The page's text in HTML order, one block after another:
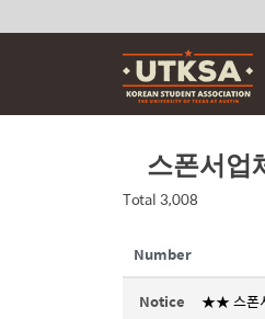
스폰서업
Total 3,008
Number
Notice ★★ 스폰